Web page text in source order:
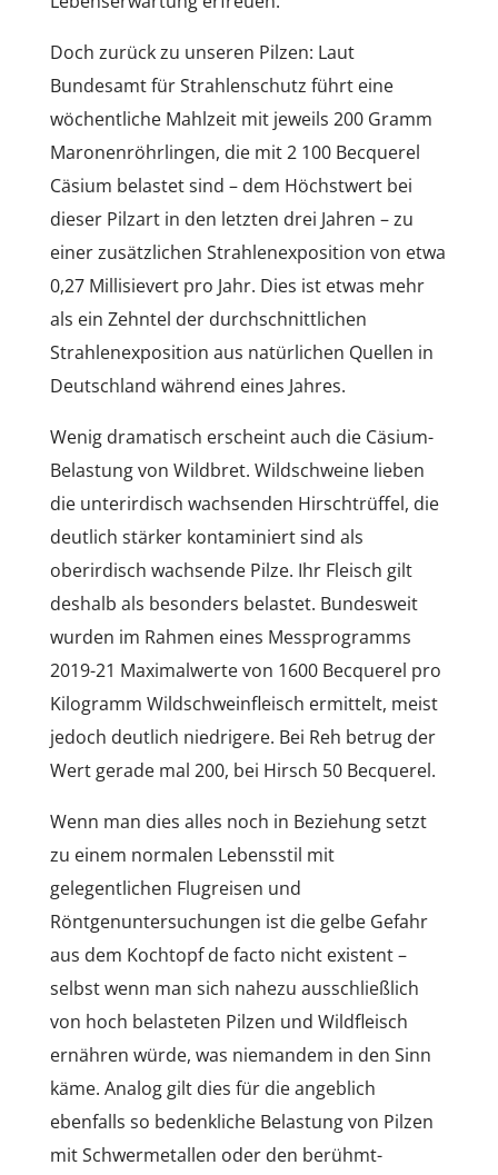
Doch zurück zu unseren Pilzen: Laut
Bundesamt für Strahlenschutz führt eine
wöchentliche Mahlzeit mit jeweils 200 Gramm
Maronenröhrlingen, die mit 2 100 Becquerel
Cäsium belastet sind – dem Höchstwert bei
dieser Pilzart in den letzten drei Jahren – zu
einer zusätzlichen Strahlenexposition von etwa
0,27 Millisievert pro Jahr. Dies ist etwas mehr
als ein Zehntel der durchschnittlichen
Strahlenexposition aus natürlichen Quellen in
Deutschland während eines Jahres.
Wenig dramatisch erscheint auch die Cäsium-
Belastung von Wildbret. Wildschweine lieben
die unterirdisch wachsenden Hirschtrüffel, die
deutlich stärker kontaminiert sind als
oberirdisch wachsende Pilze. Ihr Fleisch gilt
deshalb als besonders belastet. Bundesweit
wurden im Rahmen eines Messprogramms
2019-21 Maximalwerte von 1600 Becquerel pro
Kilogramm Wildschweinfleisch ermittelt, meist
jedoch deutlich niedrigere. Bei Reh betrug der
Wert gerade mal 200, bei Hirsch 50 Becquerel.
Wenn man dies alles noch in Beziehung setzt
zu einem normalen Lebensstil mit
gelegentlichen Flugreisen und
Röntgenuntersuchungen ist die gelbe Gefahr
aus dem Kochtopf de facto nicht existent –
selbst wenn man sich nahezu ausschließlich
von hoch belasteten Pilzen und Wildfleisch
ernähren würde, was niemandem in den Sinn
käme. Analog gilt dies für die angeblich
ebenfalls so bedenkliche Belastung von Pilzen
mit Schwermetallen oder den berühmt-